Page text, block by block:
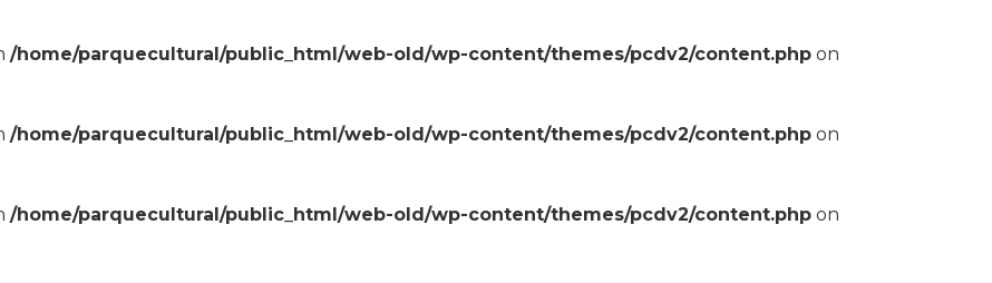
/home/parquecultural/public_html/web-old/wp-content/themes/pcdv2/content.php on
/home/parquecultural/public_html/web-old/wp-content/themes/pcdv2/content.php on
/home/parquecultural/public_html/web-old/wp-content/themes/pcdv2/content.php on